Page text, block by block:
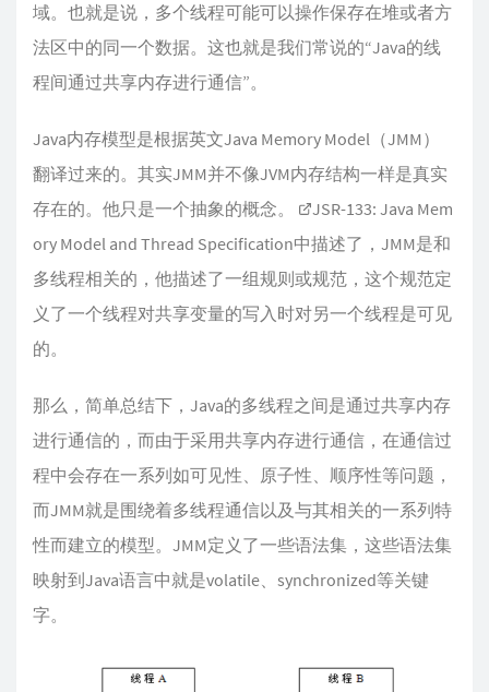
域。也就是说，多个线程可能可以操作保存在堆或者方
法区中的同一个数据。这也就是我们常说的“Java的线
程间通过共享内存进行通信”。
Java内存模型是根据英文Java Memory Model（JMM）
翻译过来的。其实JMM并不像JVM内存结构一样是真实
存在的。他只是一个抽象的概念。
JSR-133: Java Mem
ory Model and Thread Specification中描述了，JMM是和
多线程相关的，他描述了一组规则或规范，这个规范定
义了一个线程对共享变量的写入时对另一个线程是可见
的。
那么，简单总结下，Java的多线程之间是通过共享内存
进行通信的，而由于采用共享内存进行通信，在通信过
程中会存在一系列如可见性、原子性、顺序性等问题，
而JMM就是围绕着多线程通信以及与其相关的一系列特
性而建立的模型。JMM定义了一些语法集，这些语法集
映射到Java语言中就是volatile、synchronized等关键
字。